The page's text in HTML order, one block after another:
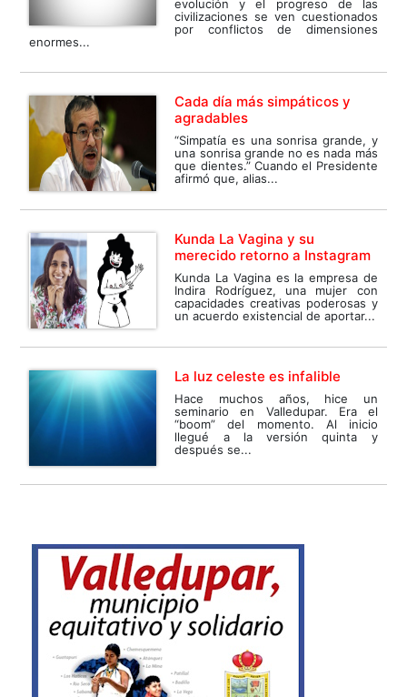
evolución y el progreso de las
civilizaciones se ven cuestionados
por conflictos de dimensiones
enormes...
Cada día más simpáticos y
agradables
“Simpatía es una sonrisa grande, y
una sonrisa grande no es nada más
que dientes.” Cuando el Presidente
afirmó que, alias...
Kunda La Vagina y su
merecido retorno a Instagram
Kunda La Vagina es la empresa de
Indira Rodríguez, una mujer con
capacidades creativas poderosas y
un acuerdo existencial de aportar...
La luz celeste es infalible
Hace muchos años, hice un
seminario en Valledupar. Era el
“boom” del momento. Al inicio
llegué a la versión quinta y
después se...